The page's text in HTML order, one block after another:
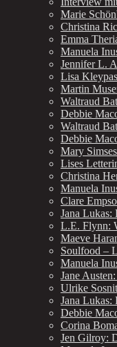
Marie
Christina
Emma
Manuela
Jennifer L.
Lisa
Martin
Waltraud
Debbie
Waltraud
Debbie
Mary
Lises
Christina
Manuela
Clare
Jana
L.E. Flynn:
Maeve
Soulfood –
Manuela
Jane
Ulrike
Jana Lukas:
Debbie
Corina
Jen Gilroy: